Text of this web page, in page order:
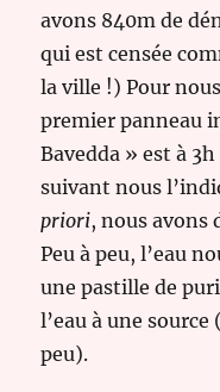
avons 840m de
qui est censée
la ville !) Pour
premier panneau
Bavedda » est à
suivant nous
priori, nous avons
Peu à peu, l’eau
une pastille de
l’eau à une
peu).